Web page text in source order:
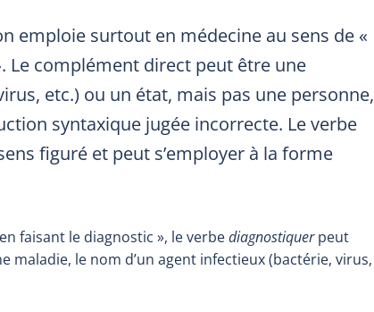
emploie surtout en médecine au sens de «
Le complément direct peut être une
etc.) ou un état, mais pas une personne,
syntaxique jugée incorrecte. Le verbe
figuré et peut s’employer à la forme
faisant le diagnostic », le verbediagnostiquerpeut
maladie, le nom d’un agent infectieux (bactérie, virus,